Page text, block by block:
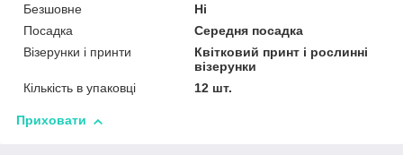
Безшовне
Ні
Посадка
Середня посадка
Візерунки і принти
Квітковий принт і рослинні
візерунки
Кількість в упаковці
12 шт.
Приховати